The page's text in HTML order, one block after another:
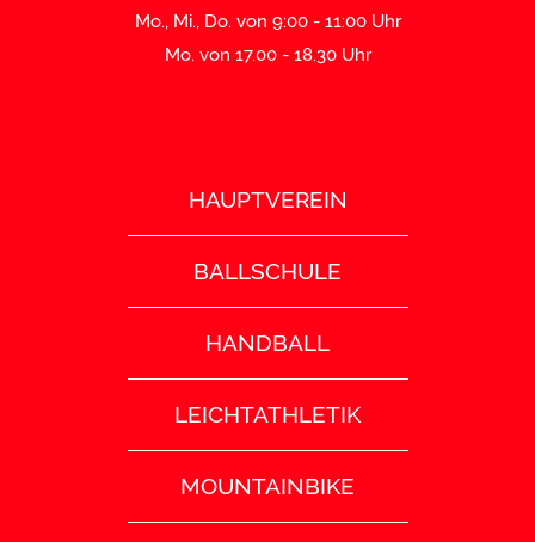
Mo., Mi., Do. von 9:00 - 11:00 Uhr
Mo. von 17.00 - 18.30 Uhr
HAUPTVEREIN
BALLSCHULE
HANDBALL
LEICHTATHLETIK
MOUNTAINBIKE